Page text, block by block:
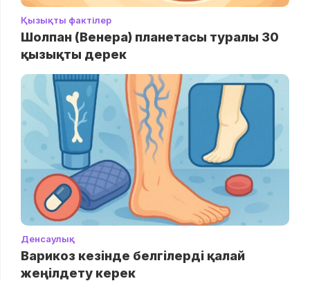
Қызықты фактілер
Шолпан (Венера) планетасы туралы 30
қызықты дерек
Денсаулық
Варикоз кезінде белгілерді қалай
жеңілдету керек